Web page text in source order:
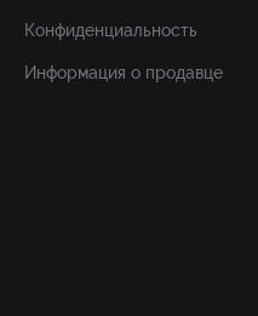
Конфиденциальность
Информация о продавце